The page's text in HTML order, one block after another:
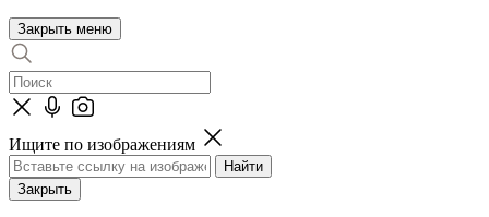
Закрыть меню
Ищите по изображениям
Закрыть